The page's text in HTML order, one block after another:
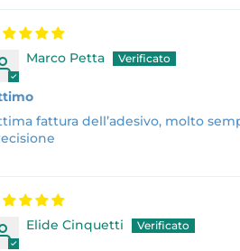
Marco Petta
fattura dell’adesivo, molto
Elide Cinquetti